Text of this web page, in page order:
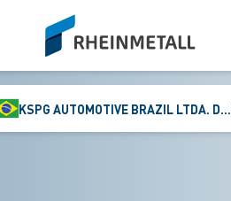
siteLogo
KSPG AUTOMOTIVE BRAZIL LTDA.